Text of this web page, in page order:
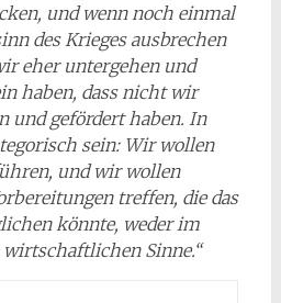
und wenn noch einmal
des Krieges ausbrechen
eher untergehen und
haben, dass nicht wir
und gefördert haben. In
sein: Wir wollen
und wir wollen
treffen, die das
könnte, weder im
Sinne.“